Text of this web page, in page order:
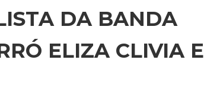
DA BANDA
ELIZA CLIVIA E